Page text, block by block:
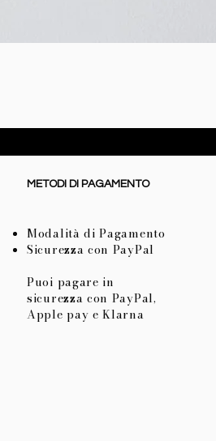
METODI DI PAGAMENTO
Modalità di Pagamento
Sicurezza con PayPal
Puoi pagare in
sicurezza con PayPal,
Apple pay e Klarna